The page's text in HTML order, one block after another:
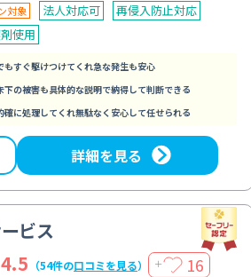
対象 法人対応可
再侵入防止対応
使用
もすぐ駆けつけてくれ急な発生も安心
下の被害も具体的な説明で納得して判断できる
確に処理してくれ無駄なく安心して任せられる
詳細を見る
ビス
4.5 （54件の口コミを見る） ＋ 16